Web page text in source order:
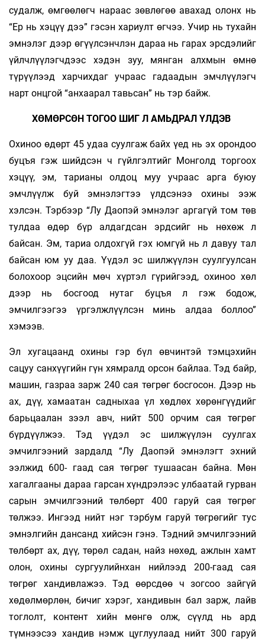
судалж, өмгөөлөгч нараас зөвлөгөө авахад олонх нь
“Ер нь хэцүү дээ” гэсэн хариулт өгчээ. Учир нь тухайн
эмнэлэг дээр өгүүлсэнчлэн дараа нь гарах эрсдэлийг
үйлчлүүлэгчдээс хэдэн зуу, мянган алхмын өмнө
түрүүлээд харчихдаг учраас гадаадын эмчлүүлэгч
нарт онцгой “анхаарал тавьсан” нь тэр байж.
ХӨМӨРСӨН ТОГОО ШИГ Л АМЬДРАЛ ҮЛДЭВ
Охиноо өдөрт 45 удаа суулгаж байх үед нь эх орондоо
буцъя гэж шийдсэн ч гүйлгэлтийг Монголд торгоох
хэцүү, эм, тарианы олдоц муу учраас арга буюу
эмчлүүлж буй эмнэлэгтээ үлдсэнээ охины ээж
хэлсэн. Тэрбээр “Лу Даопэй эмнэлэг аргагүй том төв
тулдаа өдөр бүр алдагдсан эрдсийг нь нөхөж л
байсан. Эм, тариа олдохгүй гэх юмгүй нь л давуу тал
байсан юм уу даа. Үүдэл эс шилжүүлэн суулгуулсан
болохоор эцсийн мөч хүртэл гүрийгээд, охиноо хөл
дээр нь босгоод нутаг буцъя л гэж бодож,
эмчилгээгээ үргэлжлүүлсэн минь алдаа боллоо”
хэмээв.
Эл хугацаанд охины гэр бүл өвчинтэй тэмцэхийн
сацуу санхүүгийн гүн хямралд орсон байлаа. Тэд байр,
машин, газраа зарж 240 сая төгрөг босгосон. Дээр нь
ах, дүү, хамаатан садныхаа үл хөдлөх хөрөнгүүдийг
барьцаалан зээл авч, нийт 500 орчим сая төгрөг
бүрдүүлжээ. Тэд үүдэл эс шилжүүлэн суулгах
эмчилгээний зардалд “Лу Даопэй эмнэлэгт эхний
ээлжид 600- гаад сая төгрөг тушаасан байна. Мөн
хагалгааны дараа гарсан хүндрэлээс улбаатай гурван
сарын эмчилгээний төлбөрт 400 гаруй сая төгрөг
төлжээ. Ингээд нийт нэг тэрбум гаруй төгрөгийг тус
эмнэлгийн дансанд хийсэн гэнэ. Тэдний эмчилгээний
төлбөрт ах, дүү, төрөл садан, найз нөхөд, ажлын хамт
олон, охины сургуулийнхан нийлээд 200-гаад сая
төгрөг хандивлажээ. Тэд өөрсдөө ч зогсоо зайгүй
хөдөлмөрлөн, бичиг хэрэг, хандивын бал зарж, лайв
тоглолт, контент хийн мөнгө олж, сүүлд нь ард
түмнээсээ хандив нэмж цуглуулаад нийт 300 гаруй